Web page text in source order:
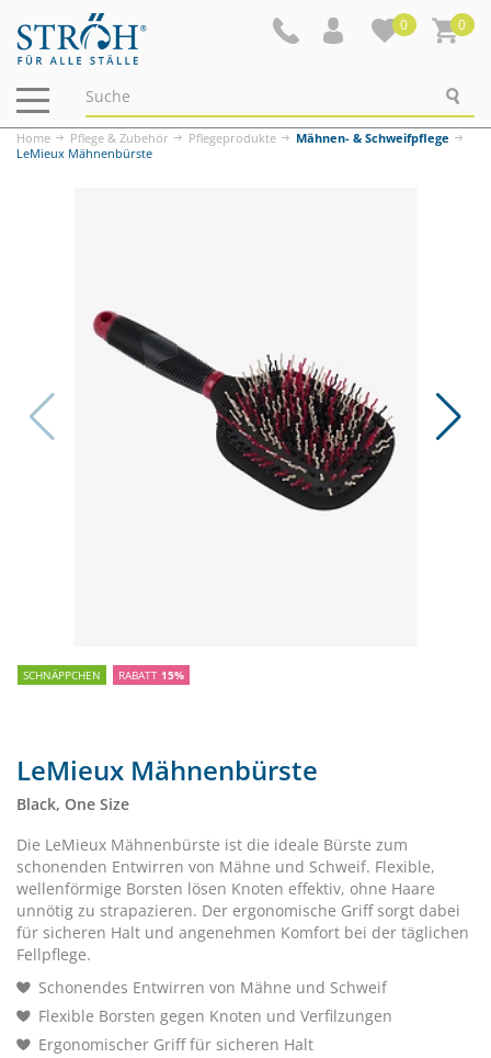
0 0
Navigation
ein-/ausblenden
Home Pflege & Zubehör Pflegeprodukte
Mähnen- & Schweifpflege
LeMieux Mähnenbürste
SCHNÄPPCHEN RABATT 15%
LeMieux Mähnenbürste
Black, One Size
Die LeMieux Mähnenbürste ist die ideale Bürste zum
schonenden Entwirren von Mähne und Schweif. Flexible,
wellenförmige Borsten lösen Knoten effektiv, ohne Haare
unnötig zu strapazieren. Der ergonomische Griff sorgt dabei
für sicheren Halt und angenehmen Komfort bei der täglichen
Fellpflege.
Schonendes Entwirren von Mähne und Schweif
Flexible Borsten gegen Knoten und Verfilzungen
Ergonomischer Griff für sicheren Halt